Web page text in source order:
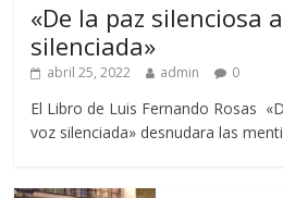
«De la paz silenciosa
silenciada»
abril 25, 2022 admin 0
El Libro de Luis Fernando Rosas
voz silenciada» desnudara las